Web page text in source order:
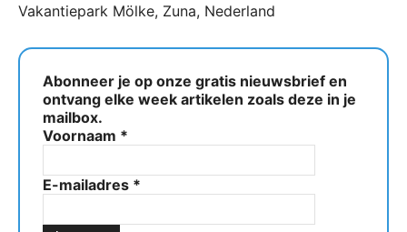
Vakantiepark Mölke, Zuna, Nederland
Abonneer je op onze gratis nieuwsbrief en
ontvang elke week artikelen zoals deze in je
mailbox.
Voornaam *
E-mailadres *